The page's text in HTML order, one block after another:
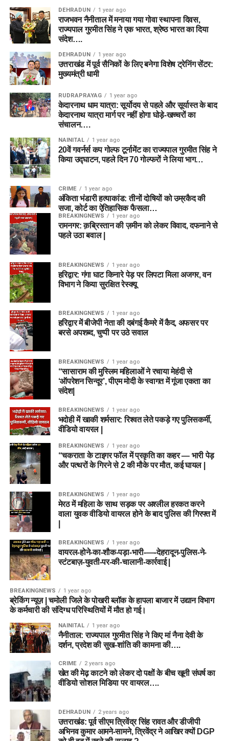
DEHRADUN 1 year ago
राजभवन नैनीताल में मनाया गया गोवा स्थापना दिवस,
राज्यपाल गुरमीत सिंह ने एक भारत, श्रेष्ठ भारत का दिया
संदेश….
DEHRADUN 1 year ago
उत्तराखंड में पूर्व सैनिकों के लिए बनेगा विशेष ट्रेनिंग सेंटर:
मुख्यमंत्री धामी
RUDRAPRAYAG 1 year ago
केदारनाथ धाम यात्रा: सूर्योदय से पहले और सूर्यास्त के बाद
केदारनाथ यात्रा मार्ग पर नहीं होगा घोड़े-खच्चरों का
संचालन….
NAINITAL 1 year ago
20वें गवर्नर्स कप गोल्फ टूर्नामेंट का राज्यपाल गुरमीत सिंह ने
किया उद्घाटन, पहले दिन 70 गोल्फरों ने लिया भाग…
CRIME 1 year ago
अंकिता भंडारी हत्याकांड: तीनों दोषियों को उम्रकैद की
सजा, कोर्ट का ऐतिहासिक फैसला…
BREAKINGNEWS 1 year ago
रामनगर: क़ब्रिस्तान की ज़मीन को लेकर विवाद, दफनाने से
पहले उठा बवाल |
BREAKINGNEWS 1 year ago
हरिद्वार: गंगा घाट किनारे पेड़ पर लिपटा मिला अजगर, वन
विभाग ने किया सुरक्षित रेस्क्यू
BREAKINGNEWS 1 year ago
हरिद्वार में बीजेपी नेता की दबंगई कैमरे में कैद, अफसर पर
बरसे अपशब्द, चुप्पी पर उठे सवाल
BREAKINGNEWS 1 year ago
“सासाराम की मुस्लिम महिलाओं ने रचाया मेहंदी से
‘ऑपरेशन सिन्दूर’, पीएम मोदी के स्वागत में गूंजा एकता का
संदेश|
BREAKINGNEWS 1 year ago
भदोही में खाकी शर्मसार: रिश्वत लेते पकड़े गए पुलिसकर्मी,
वीडियो वायरल |
BREAKINGNEWS 1 year ago
“चकराता के टाइगर फॉल में प्रकृति का कहर — भारी पेड़
और पत्थरों के गिरने से 2 की मौके पर मौत, कई घायल |
BREAKINGNEWS 1 year ago
मेरठ में महिला के साथ सड़क पर अश्लील हरकत करने
वाला युवक वीडियो वायरल होने के बाद पुलिस की गिरफ्त में
BREAKINGNEWS 1 year ago
वायरल-होने-का-शौक-पड़ा-भारी-—-देहरादून-पुलिस-ने-
स्टंटबाज़-युवती-पर-की-चालानी-कार्रवाई |
BREAKINGNEWS 1 year ago
ब्रेकिंग न्यूज़ | चमोली जिले के पोखरी ब्लॉक के हापला बाजार में उद्यान विभाग
के कर्मचारी की संदिग्ध परिस्थितियों में मौत हो गई।
NAINITAL 1 year ago
नैनीताल: राज्यपाल गुरमीत सिंह ने किए मां नैना देवी के
दर्शन, प्रदेश की सुख-शांति की कामना की….
CRIME 2 years ago
खेत की मेढ़ काटने को लेकर दो पक्षों के बीच खूनी संघर्ष का
वीडियो सोशल मिडिया पर वायरल….
DEHRADUN 2 years ago
उत्तराखंड: पूर्व सीएम त्रिवेंद्र सिंह रावत और डीजीपी
अभिनव कुमार आमने-सामने, त्रिवेंद्र ने आखिर क्यों DGP